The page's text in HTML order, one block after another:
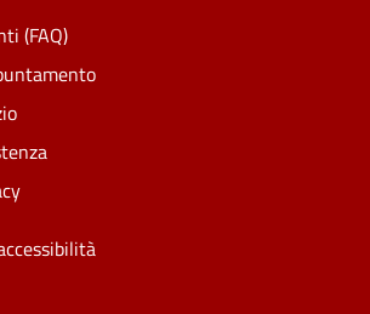
(FAQ)